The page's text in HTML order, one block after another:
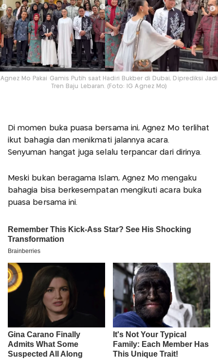
Agnez Mo Pakai Gamis Putih saat Hadiri Bukber di Dubai, Diprediksi Jadi
Tren Baju Lebaran. (Foto: IG Agnez Mo)
Di momen buka puasa bersama ini, Agnez Mo terlihat
ikut bahagia dan menikmati jalannya acara.
Senyuman hangat juga selalu terpancar dari dirinya.
Meski bukan beragama Islam, Agnez Mo mengaku
bahagia bisa berkesempatan mengikuti acara buka
puasa bersama ini.